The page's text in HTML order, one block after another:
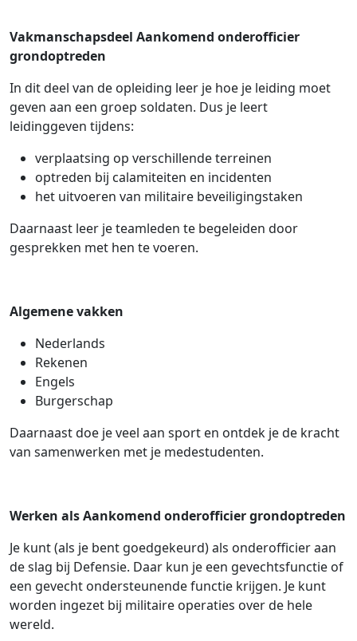
Vakmanschapsdeel Aankomend onderofficier
grondoptreden
In dit deel van de opleiding leer je hoe je leiding moet
geven aan een groep soldaten. Dus je leert
leidinggeven tijdens:
verplaatsing op verschillende terreinen
optreden bij calamiteiten en incidenten
het uitvoeren van militaire beveiligingstaken
Daarnaast leer je teamleden te begeleiden door
gesprekken met hen te voeren.
Algemene vakken
Nederlands
Rekenen
Engels
Burgerschap
Daarnaast doe je veel aan sport en ontdek je de kracht
van samenwerken met je medestudenten.
Werken als Aankomend onderofficier grondoptreden
Je kunt (als je bent goedgekeurd) als onderofficier aan
de slag bij Defensie. Daar kun je een gevechtsfunctie of
een gevecht ondersteunende functie krijgen. Je kunt
worden ingezet bij militaire operaties over de hele
wereld.